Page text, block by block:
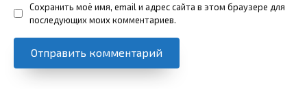
Сохранить моё имя, email и адрес сайта в этом браузере для
последующих моих комментариев.